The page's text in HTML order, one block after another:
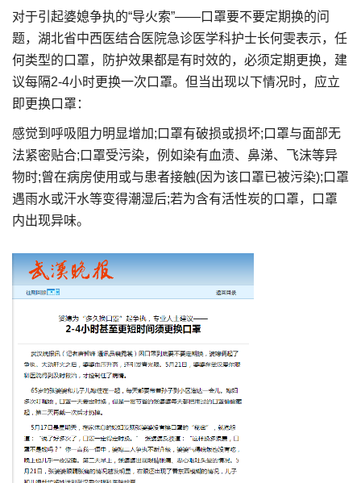
对于引起婆媳争执的“导火索”——口罩要不要定期换的问
题，湖北省中西医结合医院急诊医学科护士长何雯表示，任
何类型的口罩，防护效果都是有时效的，必须定期更换，建
议每隔2-4小时更换一次口罩。但当出现以下情况时，应立
即更换口罩：
感觉到呼吸阻力明显增加;口罩有破损或损坏;口罩与面部无
法紧密贴合;口罩受污染，例如染有血渍、鼻涕、飞沫等异
物时;曾在病房使用或与患者接触(因为该口罩已被污染);口罩
遇雨水或汗水等变得潮湿后;若为含有活性炭的口罩，口罩
内出现异味。